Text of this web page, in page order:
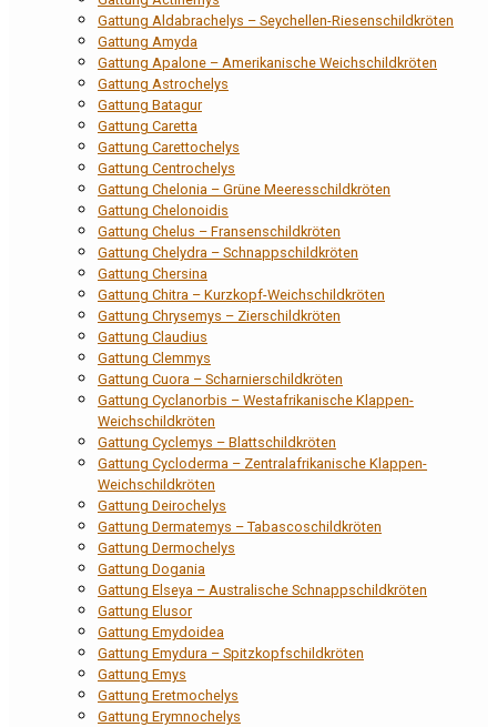
Gattung Aldabrachelys – Seychellen-Riesenschildkröten
Gattung Amyda
Gattung Apalone – Amerikanische Weichschildkröten
Gattung Astrochelys
Gattung Batagur
Gattung Caretta
Gattung Carettochelys
Gattung Centrochelys
Gattung Chelonia – Grüne Meeresschildkröten
Gattung Chelonoidis
Gattung Chelus – Fransenschildkröten
Gattung Chelydra – Schnappschildkröten
Gattung Chersina
Gattung Chitra – Kurzkopf-Weichschildkröten
Gattung Chrysemys – Zierschildkröten
Gattung Claudius
Gattung Clemmys
Gattung Cuora – Scharnierschildkröten
Gattung Cyclanorbis – Westafrikanische Klappen-
Weichschildkröten
Gattung Cyclemys – Blattschildkröten
Gattung Cycloderma – Zentralafrikanische Klappen-
Weichschildkröten
Gattung Deirochelys
Gattung Dermatemys – Tabascoschildkröten
Gattung Dermochelys
Gattung Dogania
Gattung Elseya – Australische Schnappschildkröten
Gattung Elusor
Gattung Emydoidea
Gattung Emydura – Spitzkopfschildkröten
Gattung Emys
Gattung Eretmochelys
Gattung Erymnochelys